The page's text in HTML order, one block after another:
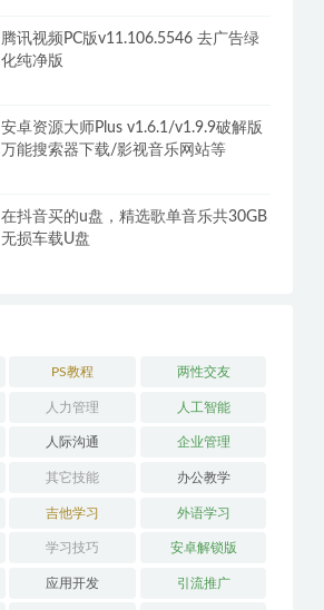
腾讯视频PC版v11.106.5546 去广告绿
化纯净版
安卓资源大师Plus v1.6.1/v1.9.9破解版
万能搜索器下载/影视音乐网站等
在抖音买的u盘，精选歌单音乐共30GB
无损车载U盘
PS教程 两性交友
人力管理 人工智能
人际沟通 企业管理
其它技能 办公教学
吉他学习 外语学习
学习技巧 安卓解锁版
应用开发 引流推广